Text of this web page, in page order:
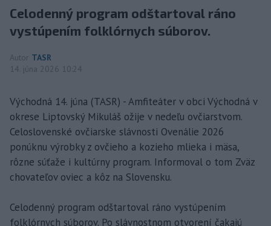
Celodenný program odštartoval ráno
vystúpením folklórnych súborov.
Autor TASR
14. júna 2026 10:24
Východná 14. júna (TASR) - Amfiteáter v obci Východná v
okrese Liptovský Mikuláš ožije v nedeľu ovčiarstvom.
Celoslovenské ovčiarske slávnosti Ovenálie 2026
ponúknu výrobky z ovčieho a kozieho mlieka i mäsa,
rôzne súťaže i kultúrny program. Informoval o tom Zväz
chovateľov oviec a kôz na Slovensku.
Celodenný program odštartoval ráno vystúpením
folklórnych súborov. Po slávnostnom otvorení čakajú